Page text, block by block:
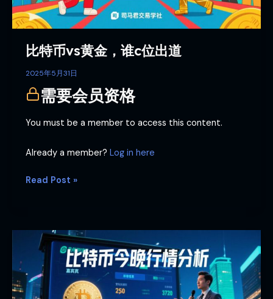
比特币vs黄金，谁c位出道
2025年5月31日
需要会员资格
You must be a member to access this content.
Already a member? Log in here
位
出
Read Post »
今
晚